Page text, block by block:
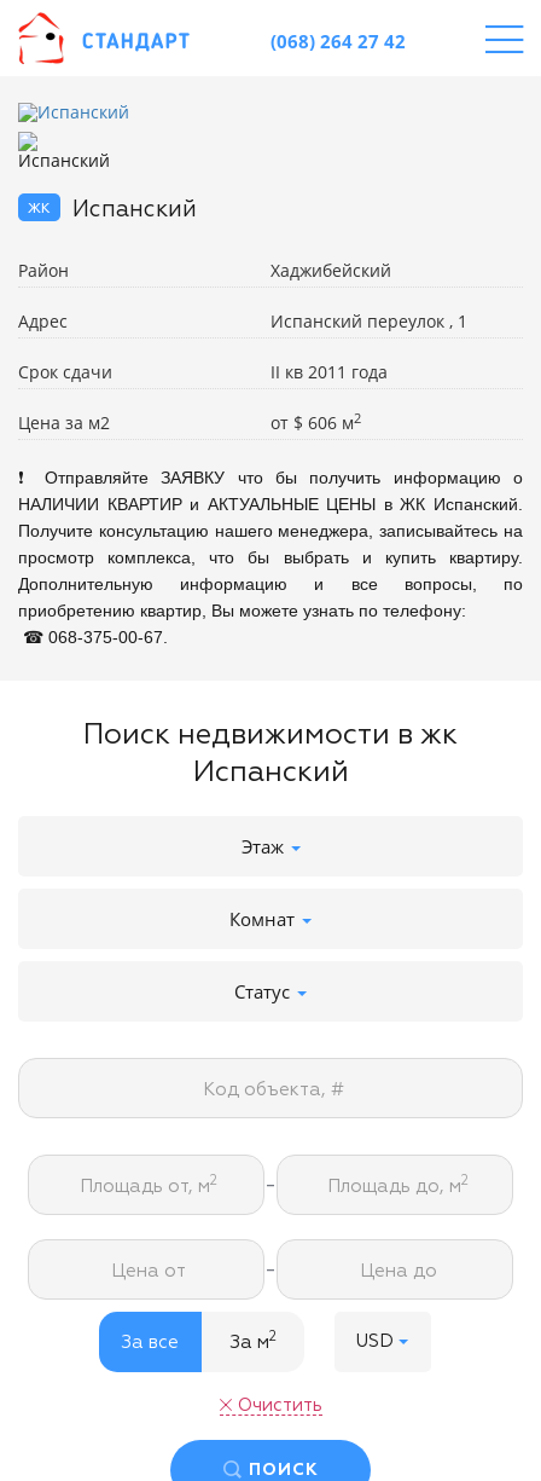
(068) 264 27 42
жк Испанский
Район Хаджибейский
Адрес Испанский переулок , 1
Срок сдачи II кв 2011 года
Цена за м2 от $ 606 м2
❗ Отправляйте ЗАЯВКУ что бы получить информацию о
НАЛИЧИИ КВАРТИР и АКТУАЛЬНЫЕ ЦЕНЫ в ЖК Испанский.
Получите консультацию нашего менеджера, записывайтесь на
просмотр комплекса, что бы выбрать и купить квартиру.
Дополнительную информацию и все вопросы, по
приобретению квартир, Вы можете узнать по телефону:
☎ 068-375-00-67.
Поиск недвижимости в жк
Испанский
Этаж
Комнат
Статус
Код объекта, #
Площадь от, м2 - Площадь до, м2
Цена от - Цена до
За все За м2 USD
Очистить
ПОИСК